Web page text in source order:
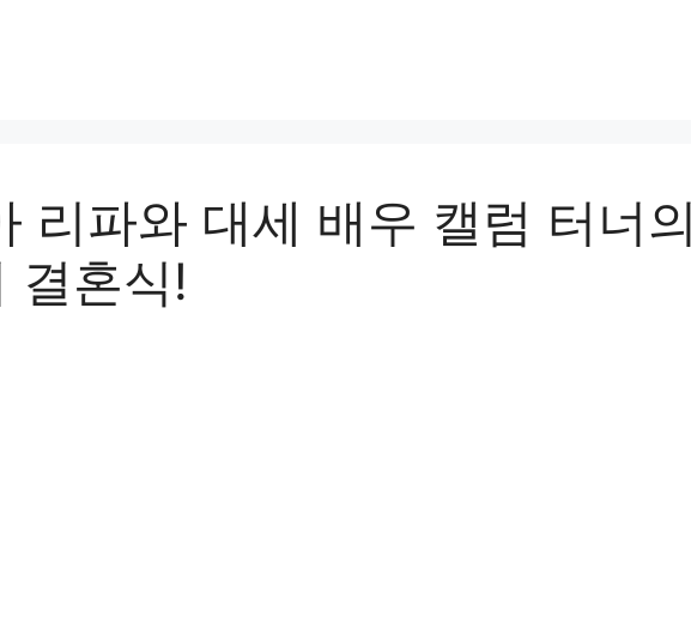
리파와 대세 배우 캘럼 터너의
결혼식!